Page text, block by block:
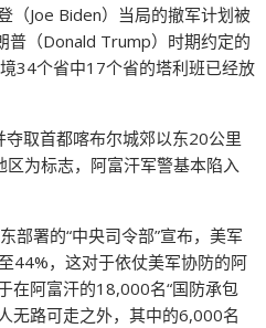
（Joe Biden）当局的撤军计划被
普（Donald Trump）时期约定的
34个省中17个省的塔利班已经放
取首都喀布尔城郊以东20公里
为标志，阿富汗军警基本陷入
部署的“中央司令部”宣布，美军
44%，这对于依仗美军协防的阿
在阿富汗的18,000名“国防承包
无路可走之外，其中的6,000名